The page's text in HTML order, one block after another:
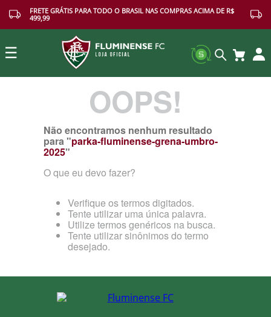
FRETE GRÁTIS PARA TODO O BRASIL NAS COMPRAS ACIMA DE R$
499,99
☰
OOPS!
Não encontramos nenhum resultado
para "parka-fluminense-grena-umbro-
2025"
O que eu devo fazer?
Verifique os termos digitados.
Tente utilizar uma única palavra.
Utilize termos genéricos na busca.
Tente utilizar sinônimos do termo
desejado.